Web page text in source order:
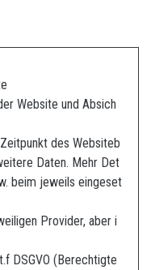
Website und Absich
des Websiteb
Daten. Mehr Det
beim jeweils eingeset
Provider, aber i
DSGVO (Berechtigte